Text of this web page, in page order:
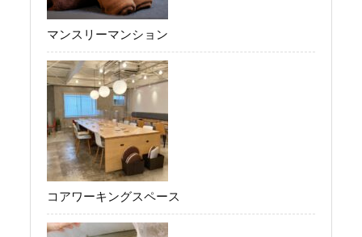
マンスリーマンション
コアワーキングスペース